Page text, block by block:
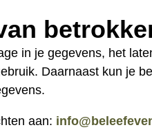
in je gegevens, het
Daarnaast kun je
aan: